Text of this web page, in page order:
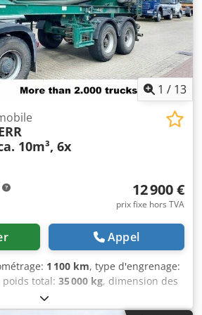
Akoi Rlc Ustek Une hydraulique
le moteur du véhicule tracteur est
de 3 900,00 € net ! 6
10 m³, 2 modèles de 2011 avec 12
avec 12 m³ ! INFORMATIONS SUR
GARANTIE, sous réserve de
intermédiaires et d'erreurs !
1 / 13
10m³, 6x
12 900 €
prix fixe hors TVA
Appel
1 100 km, type d'engrenage:
poids total: 35 000 kg, dimension des
, première immatriculation:
de l'espace de chargement:10 m³,